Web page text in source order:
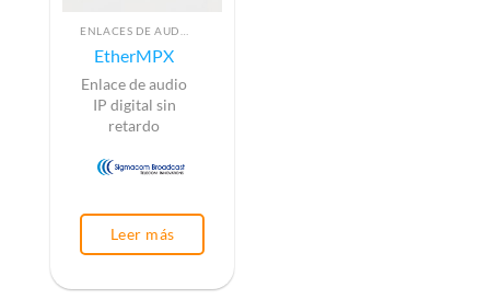
EtherMPX
Enlace de audio
IP digital sin
retardo
Leer más